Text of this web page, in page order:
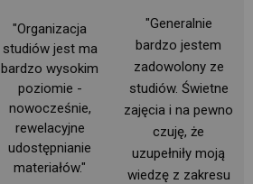
"Organizacja
studiów jest ma
bardzo wysokim
poziomie -
nowocześnie,
rewelacyjne
udostępnianie
materiałów."
"Generalnie
bardzo jestem
zadowolony ze
studiów. Świetne
zajęcia i na pewno
czuję, że
uzupełniły moją
wiedzę z zakresu